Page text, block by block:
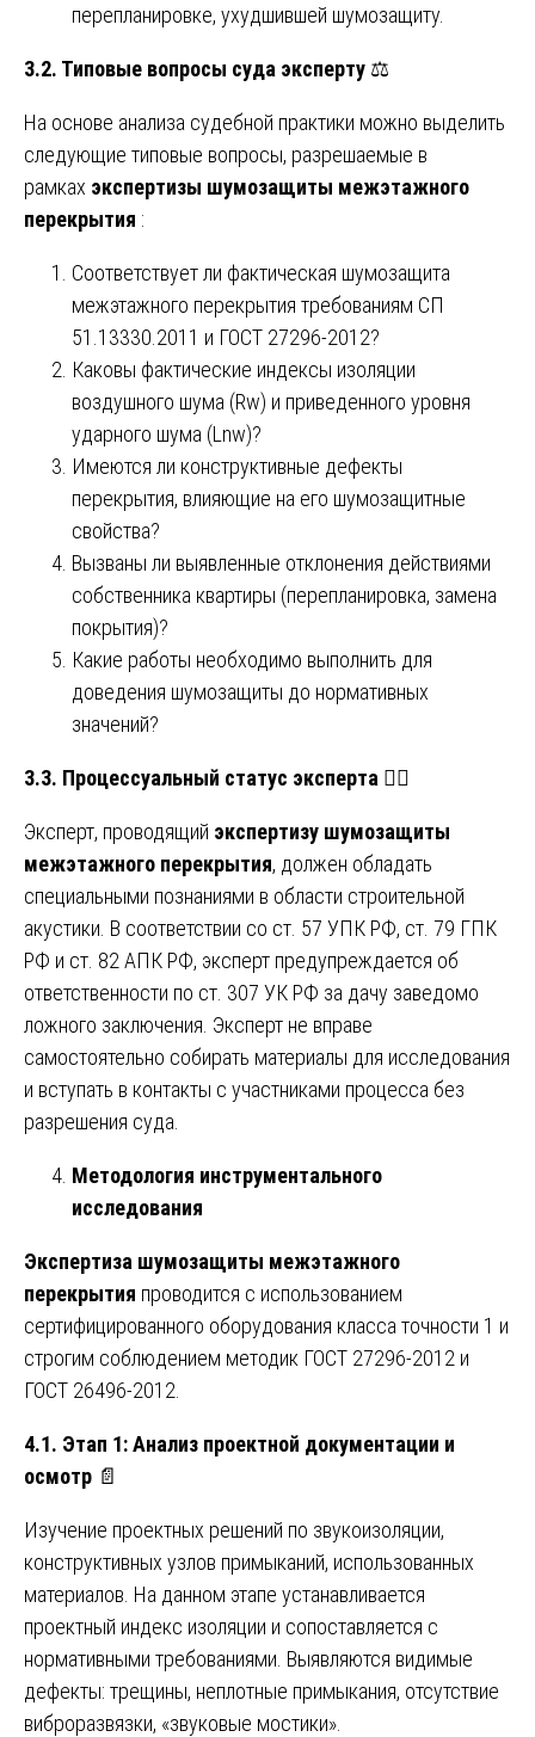
перепланировке, ухудшившей шумозащиту.
3.2. Типовые вопросы суда эксперту ⚖️
На основе анализа судебной практики можно выделить
следующие типовые вопросы, разрешаемые в
рамках экспертизы шумозащиты межэтажного
перекрытия :
Соответствует ли фактическая шумозащита
межэтажного перекрытия требованиям СП
51.13330.2011 и ГОСТ 27296-2012?
Каковы фактические индексы изоляции
воздушного шума (Rw) и приведенного уровня
ударного шума (Lnw)?
Имеются ли конструктивные дефекты
перекрытия, влияющие на его шумозащитные
свойства?
Вызваны ли выявленные отклонения действиями
собственника квартиры (перепланировка, замена
покрытия)?
Какие работы необходимо выполнить для
доведения шумозащиты до нормативных
значений?
3.3. Процессуальный статус эксперта 🧑‍⚖️
Эксперт, проводящий экспертизу шумозащиты
межэтажного перекрытия, должен обладать
специальными познаниями в области строительной
акустики. В соответствии со ст. 57 УПК РФ, ст. 79 ГПК
РФ и ст. 82 АПК РФ, эксперт предупреждается об
ответственности по ст. 307 УК РФ за дачу заведомо
ложного заключения. Эксперт не вправе
самостоятельно собирать материалы для исследования
и вступать в контакты с участниками процесса без
разрешения суда.
Методология инструментального
исследования
Экспертиза шумозащиты межэтажного
перекрытия проводится с использованием
сертифицированного оборудования класса точности 1 и
строгим соблюдением методик ГОСТ 27296-2012 и
ГОСТ 26496-2012.
4.1. Этап 1: Анализ проектной документации и
осмотр 📄
Изучение проектных решений по звукоизоляции,
конструктивных узлов примыканий, использованных
материалов. На данном этапе устанавливается
проектный индекс изоляции и сопоставляется с
нормативными требованиями. Выявляются видимые
дефекты: трещины, неплотные примыкания, отсутствие
виброразвязки, «звуковые мостики».